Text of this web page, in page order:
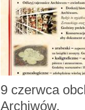
9 czerwca
Archiwów.